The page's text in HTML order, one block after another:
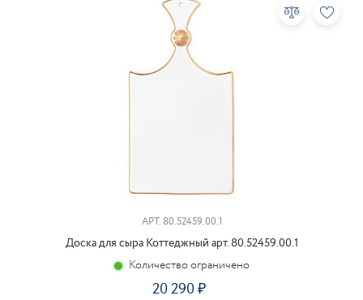
АРТ.80.52459.00.1
Доска для сыра Коттеджный арт. 80.52459.00.1
Количество ограничено
20 290